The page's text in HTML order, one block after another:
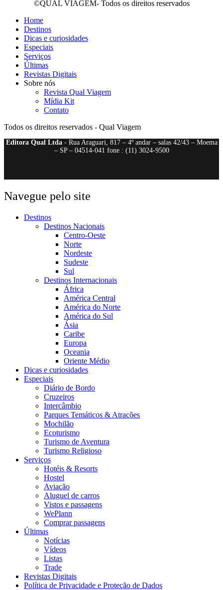
©QUAL VIAGEM- Todos os direitos reservados
Home
Destinos
Dicas e curiosidades
Especiais
Serviços
Últimas
Revistas Digitais
Sobre nós
Revista Qual Viagem
Mídia Kit
Contato
Todos os direitos reservados - Qual Viagem
Editora Qual Ltda- Rua Araguari, 817 – 4º andar – salas 42/43 – Moema
– SP – 04514-041 fone : (11) 3024-9500
Navegue pelo site
Destinos
Destinos Nacionais
Centro-Oeste
Norte
Nordeste
Sudeste
Sul
Destinos Internacionais
África
América Central
América do Norte
América do Sul
Ásia
Caribe
Europa
Oceania
Oriente Médio
Dicas e curiosidades
Especiais
Diário de Bordo
Cruzeiros
Intercâmbio
Parques Temáticos & Atrações
Mochilão
Ecoturismo
Turismo de Aventura
Turismo Religioso
Serviços
Hotéis & Resorts
Hostel
Aviação
Aluguel de carros
Vistos e passagens
WePlann
Comprar passagens
Últimas
Notícias
Vídeos
Listas
Trade
Revistas Digitais
Política de Privacidade e Proteção de Dados